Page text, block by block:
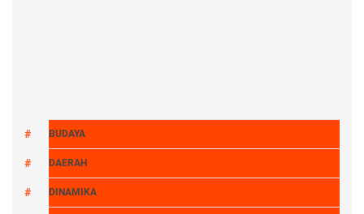
BUDAYA
DAERAH
DINAMIKA